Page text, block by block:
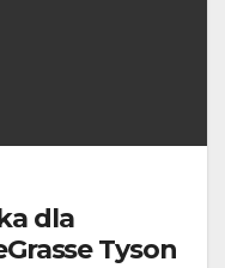
dla
Tyson